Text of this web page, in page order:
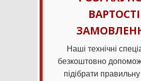
ВАРТОСТІ
Наші технічні
безкоштовно
підібрати